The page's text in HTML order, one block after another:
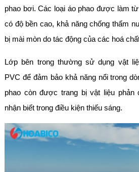
phao bơi. Các loại áo phao được làm
có độ bền cao, khả năng chống thấm
bị mài mòn do tác động của các hoá
Lớp bên trong thường sử dụng vật
PVC để đảm bảo khả năng nổi trong
phao còn được trang bị vật liệu phản
nhận biết trong điều kiện thiếu sáng.